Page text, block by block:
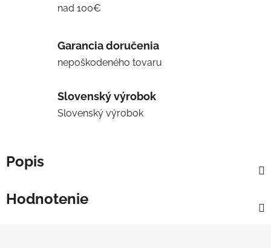
nad 100€
Garancia doručenia
nepoškodeného tovaru
Slovenský výrobok
Slovenský výrobok
Popis
Hodnotenie